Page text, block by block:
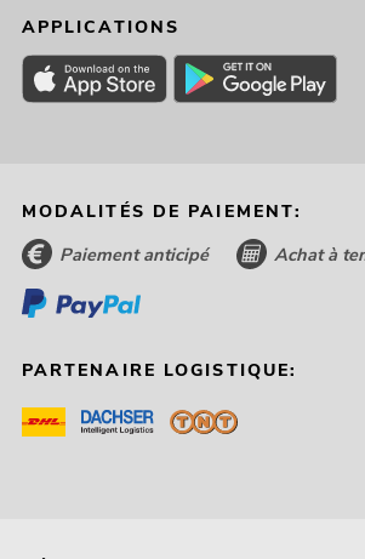
APPLICATIONS
MODALITÉS DE PAIEMENT:
Paiement anticipé Achat à
PARTENAIRE LOGISTIQUE: